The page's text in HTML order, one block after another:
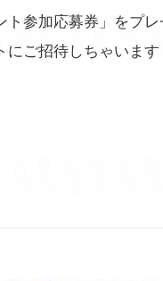
参加応募券」をプレ
ご招待しちゃいます